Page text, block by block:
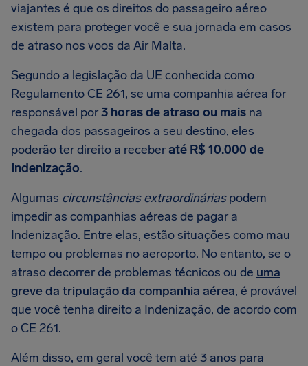
viajantes é que os direitos do passageiro aéreo
existem para proteger você e sua jornada em casos
de atraso nos voos da Air Malta.
Segundo a legislação da UE conhecida como
Regulamento CE 261, se uma companhia aérea for
responsável por3 horas de atraso ou mais na
chegada dos passageiros a seu destino, eles
poderão ter direito a receberaté R$ 10.000 de
Indenização.
Algumas circunstâncias extraordináriaspodem
impedir as companhias aéreas de pagar a
Indenização. Entre elas, estão situações como mau
tempo ou problemas no aeroporto. No entanto, se o
atraso decorrer de problemas técnicos ou de uma
greve da tripulação da companhia aérea, é provável
que você tenha direito a Indenização, de acordo com
o CE 261.
Além disso, em geral você tem até 3 anos para